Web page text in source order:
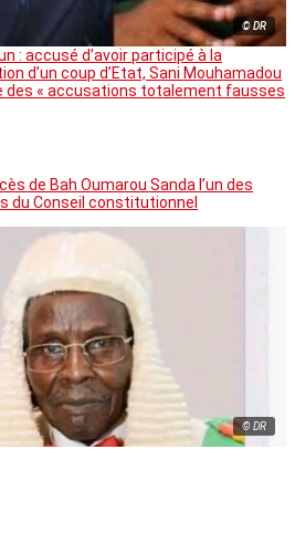
© DR
: accusé d’avoir participé à la
d’un coup d’Etat, Sani Mouhamadou
des « accusations totalement fausses
de Bah Oumarou Sanda l’un des
du Conseil constitutionnel
© DR